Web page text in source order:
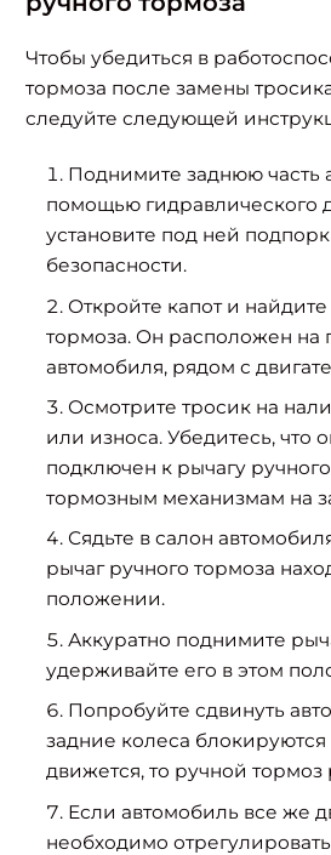
Чтобы убедиться в
тормоза после замены
следуйте следующей
Поднимите заднюю часть
помощью гидравлического
установите под ней
безопасности.
Откройте капот и
тормоза. Он расположен на
автомобиля, рядом с
Осмотрите тросик на
или износа. Убедитесь, что
подключен к рычагу
тормозным механизмам на
Сядьте в салон
рычаг ручного тормоза
положении.
Аккуратно поднимите
удерживайте его в этом
Попробуйте сдвинуть
задние колеса
движется, то ручной тормоз
Если автомобиль все же
необходимо